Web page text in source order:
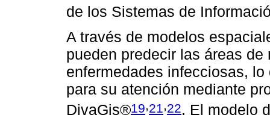
de los Sistemas de
A través de modelos
pueden predecir las áreas
enfermedades infecciosas,
para su atención mediante
DivaGis®19,21 ,22. El modelo